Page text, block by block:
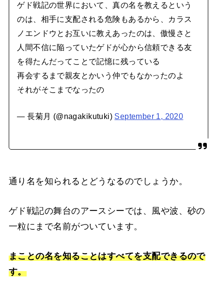
ゲド戦記の世界において、真の名を教えるという
のは、相手に支配される危険もあるから、カラス
ノエンドウとお互いに教えあったのは、傲慢さと
人間不信に陥っていたゲドが心から信頼できる友
を得たんだってことで記憶に残っている
再会するまで親友とかいう仲でもなかったのよ
それがそこまでなったの
— 長菊月 (@nagakikutuki) September 1, 2020
通り名を知られるとどうなるのでしょうか。
ゲド戦記の舞台のアースシーでは、風や波、砂の
一粒にまで名前がついています。
まことの名を知ることはすべてを支配できるので
す。